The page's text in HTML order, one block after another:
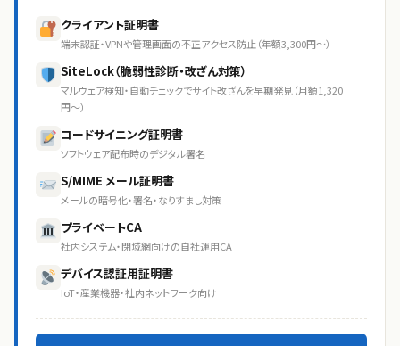
クライアント証明書
端末認証・VPNや管理画面の不正アクセス防止（年額3,300円〜）
SiteLock（脆弱性診断・改ざん対策）
マルウェア検知・自動チェックでサイト改ざんを早期発見（月額1,320
円〜）
コードサイニング証明書
ソフトウェア配布時のデジタル署名
S/MIME メール証明書
メールの暗号化・署名・なりすまし対策
プライベートCA
社内システム・閉域網向けの自社運用CA
デバイス認証用証明書
IoT・産業機器・社内ネットワーク向け